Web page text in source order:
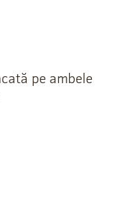
pe ambele